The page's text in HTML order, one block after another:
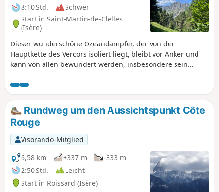
8:10 Std.
Schwer
Start in Saint-Martin-de-Clelles
(Isère)
Dieser wunderschöne Ozeandampfer, der von der
Hauptkette des Vercors isoliert liegt, bleibt vor Anker und
kann von allen bewundert werden, insbesondere sein
Richardière überragt.
Rundweg um den Aussichtspunkt Côte
Rouge
Visorando-Mitglied
6,58 km
+337 m
-333 m
2:50 Std.
Leicht
Start in Roissard (Isère)